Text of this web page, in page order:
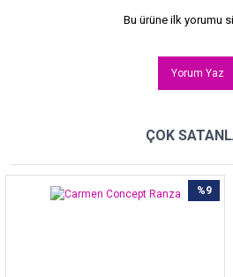
Bu ürüne ilk yorumu
Yorum Yaz
ÇOK
%9